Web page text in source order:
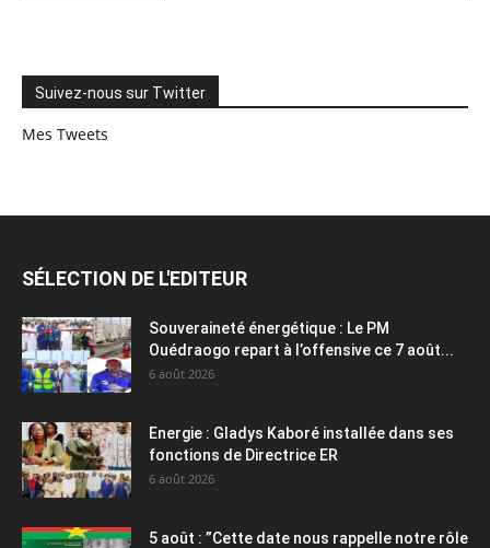
Suivez-nous sur Twitter
Mes Tweets
SÉLECTION DE L'EDITEUR
Souveraineté énergétique : Le PM
Ouédraogo repart à l’offensive ce 7 août...
6 août 2026
Energie : Gladys Kaboré installée dans ses
fonctions de Directrice ER
6 août 2026
5 août : ”Cette date nous rappelle notre rôle